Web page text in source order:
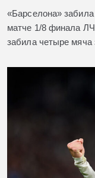
«Барселона»
матче 1/8 финала
забила четыре